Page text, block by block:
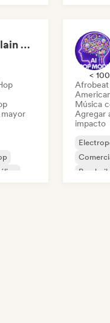
POV: I'm in my Villain Era
<
Música
Agregar
impacto
Pop